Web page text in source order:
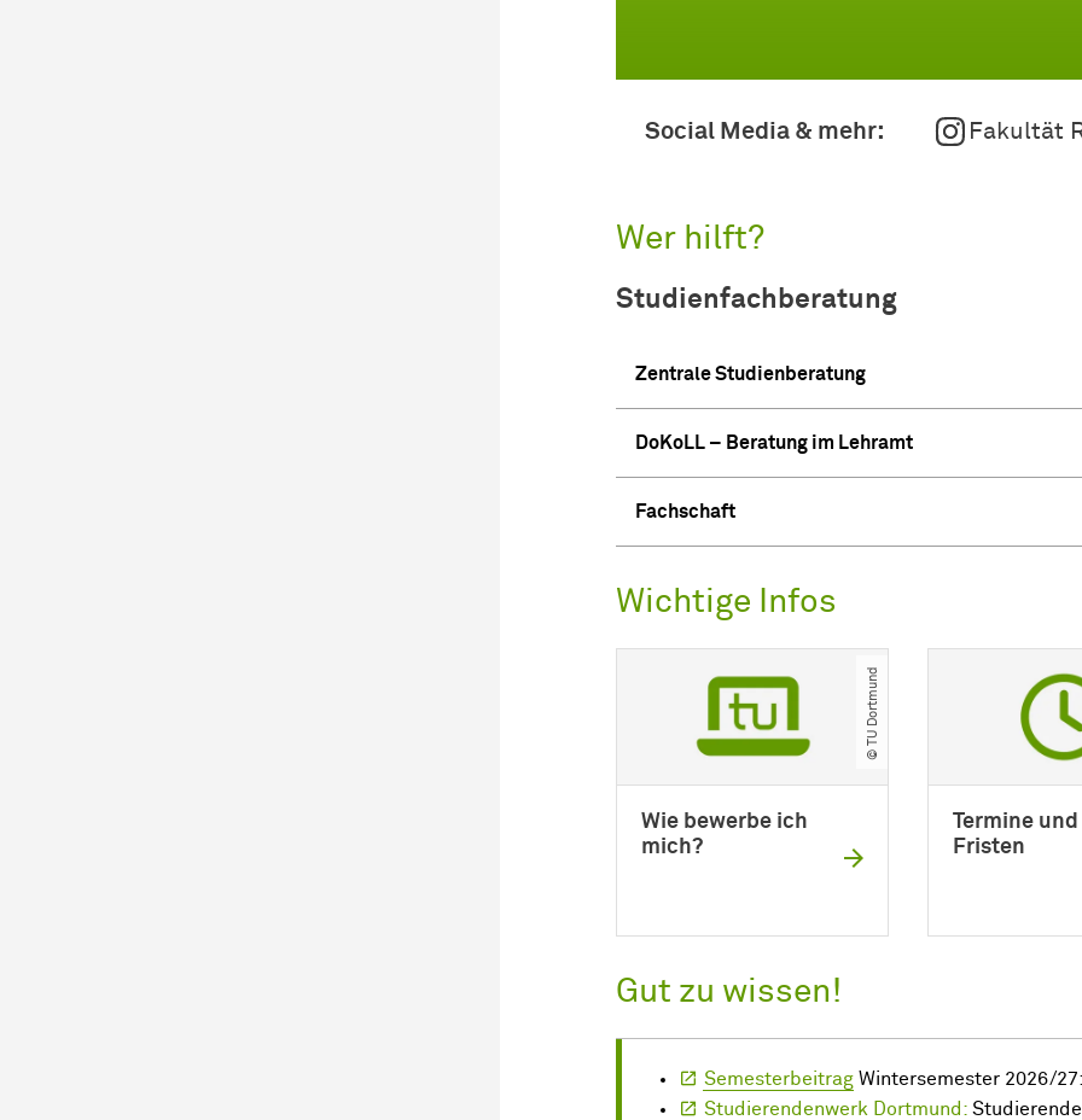
Social Media & mehr: Fakultät
Wer hilft?
Studienfachberatung
Zentrale Studienberatung
DoKoLL – Beratung im Lehramt
Fachschaft
Wichtige Infos
© TU Dortmund
Wie bewerbe ich
mich?
Termine und
Fristen
Gut zu wissen!
Semesterbeitrag Wintersemester 2026/
Studierendenwerk Dortmund: